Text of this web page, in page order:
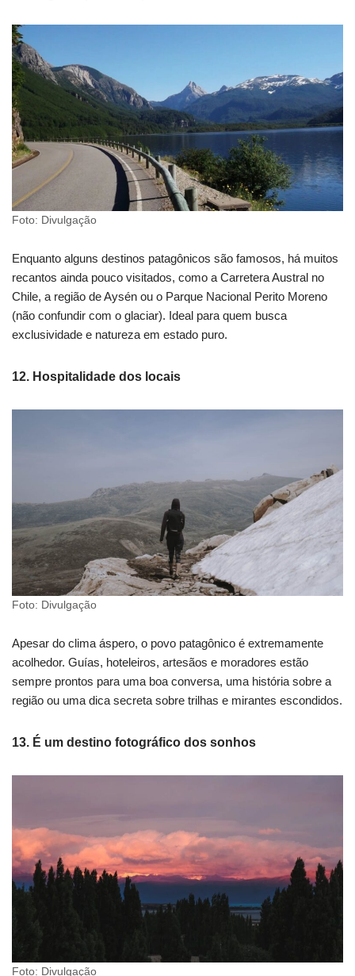
Foto: Divulgação
Enquanto alguns destinos patagônicos são famosos, há muitos
recantos ainda pouco visitados, como a Carretera Austral no
Chile, a região de Aysén ou o Parque Nacional Perito Moreno
(não confundir com o glaciar). Ideal para quem busca
exclusividade e natureza em estado puro.
12. Hospitalidade dos locais
Foto: Divulgação
Apesar do clima áspero, o povo patagônico é extremamente
acolhedor. Guías, hoteleiros, artesãos e moradores estão
sempre prontos para uma boa conversa, uma história sobre a
região ou uma dica secreta sobre trilhas e mirantes escondidos.
13. É um destino fotográfico dos sonhos
Foto: Divulgação